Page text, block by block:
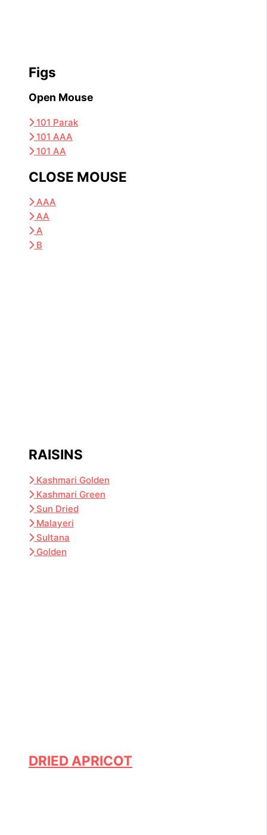
Figs
Open Mouse
101 Parak
101 AAA
101 AA
CLOSE MOUSE
AAA
AA
A
B
RAISINS
Kashmari Golden
Kashmari Green
Sun Dried
Malayeri
Sultana
Golden
DRIED APRICOT